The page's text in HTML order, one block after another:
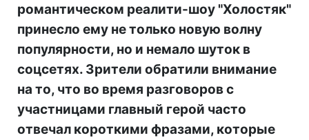
романтическом реалити-шоу "Холостяк"
принесло ему не только новую волну
популярности, но и немало шуток в
соцсетях. Зрители обратили внимание
на то, что во время разговоров с
участницами главный герой часто
отвечал короткими фразами, которые